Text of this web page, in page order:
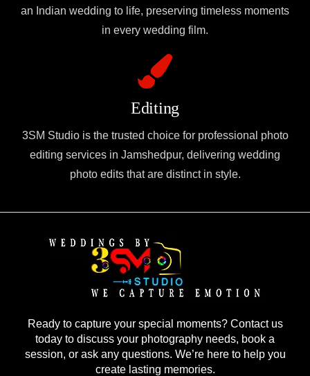
an Indian wedding to life, preserving timeless moments
in every wedding film.
Editing
3SM Studio is the trusted choice for professional photo
editing services in Jamshedpur, delivering wedding
photo edits that are distinct in style.
Ready to capture your special moments? Contact us
today to discuss your photography needs, book a
session, or ask any questions. We’re here to help you
create lasting memories.